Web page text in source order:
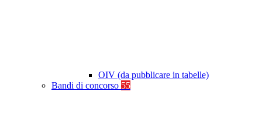
OIV (da pubblicare in tabelle)
Bandi di concorso 55